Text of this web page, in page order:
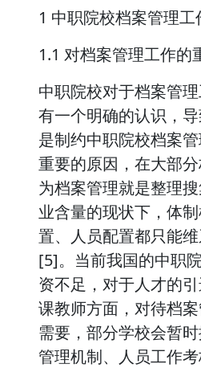
1 中职院校档案管理
1.1 对档案管理工作的
中职院校对于档案管
有一个明确的认识，
是制约中职院校档案
重要的原因，在大部
为档案管理就是整理
业含量的现状下，体
置、人员配置都只能
[5]。当前我国的中职
资不足，对于人才的
课教师方面，对待档
需要，部分学校会暂
管理机制、人员工作